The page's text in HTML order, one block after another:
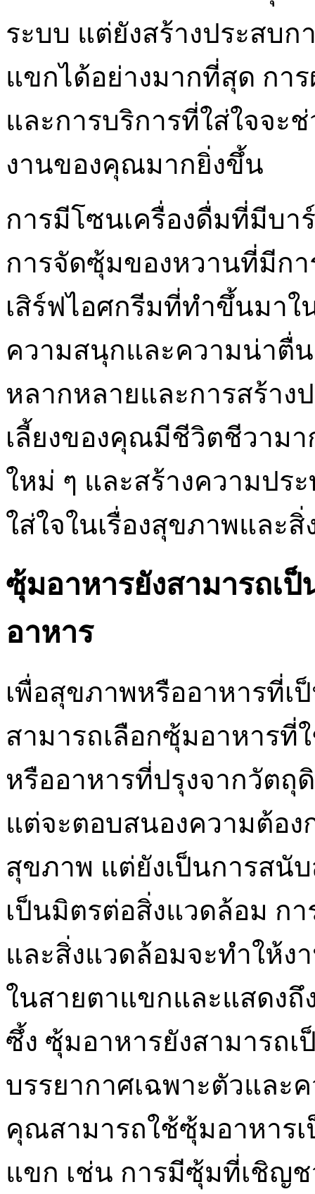
ระบบ แต่ยังสร้างประสบ
แขกได้อย่างมากที่สุด กา
และการบริการที่ใส่ใจจะ
งานของคุณมากยิ่งขึ้น
การมีโซนเครื่องดื่มที่มีบา
การจัดซุ้มของหวานที่มีก
เสิร์ฟไอศกรีมที่ทำขึ้นมาใ
ความสนุกและความน่าตื่น
หลากหลายและการสร้า
เลี้ยงของคุณมีชีวิตชีวาม
ใหม่ ๆ และสร้างความปร
ใส่ใจในเรื่องสุขภาพและ
ซุ้มอาหารยังสามารถเ
อาหาร
เพื่อสุขภาพหรืออาหารที่
สามารถเลือกซุ้มอาหาร
หรืออาหารที่ปรุงจากวัตถุ
แต่จะตอบสนองความต้อง
สุขภาพ แต่ยังเป็นการสนั
เป็นมิตรต่อสิ่งแวดล้อม ก
และสิ่งแวดล้อมจะทำให้
ในสายตาแขกและแสดงถึ
ซึ้ง ซุ้มอาหารยังสามารถเ
บรรยากาศเฉพาะตัวและ
คุณสามารถใช้ซุ้มอาหาร
แขก เช่น การมีซุ้มที่เชิญ